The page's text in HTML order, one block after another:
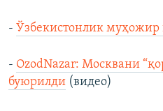
- Ўзбекистонлик муҳожир
- OzodNazar: Москвани
буюрилди (видео)